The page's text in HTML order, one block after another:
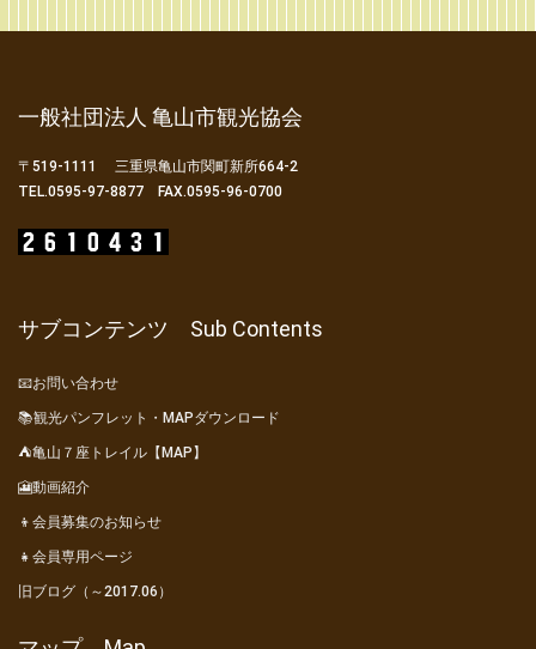
一般社団法人 亀山市観光協会
〒519-1111 三重県亀山市関町新所664-2
TEL.0595-97-8877 FAX.0595-96-0700
サブコンテンツ Sub Contents
📧お問い合わせ
📚観光パンフレット・MAPダウンロード
⛺亀山７座トレイル【MAP】
🎦動画紹介
👦会員募集のお知らせ
👧会員専用ページ
旧ブログ（～2017.06）